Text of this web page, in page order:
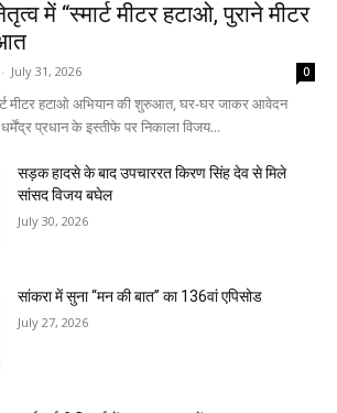
में “स्मार्ट मीटर हटाओ, पुराने मीटर
- July 31, 2026 0
मीटर हटाओ अभियान की शुरुआत, घर-घर जाकर आवेदन
प्रधान के इस्तीफे पर निकाला विजय...
सड़क हादसे के बाद उपचाररत किरण सिंह देव से मिले
सांसद विजय बघेल
July 30, 2026
सांकरा में सुना “मन की बात” का 136वां एपिसोड
July 27, 2026